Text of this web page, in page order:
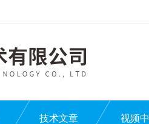
技术文章 视频